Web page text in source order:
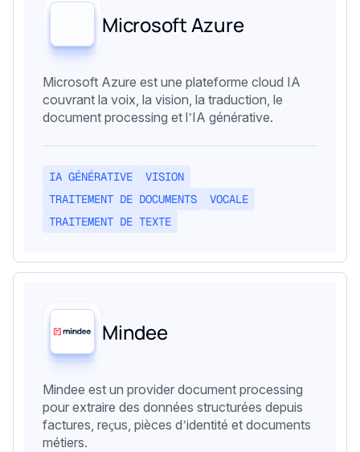
Microsoft Azure
Microsoft Azure est une plateforme cloud IA
couvrant la voix, la vision, la traduction, le
document processing et l’IA générative.
IA GÉNÉRATIVE
VISION
TRAITEMENT DE DOCUMENTS
VOCALE
TRAITEMENT DE TEXTE
Mindee
Mindee est un provider document processing
pour extraire des données structurées depuis
factures, reçus, pièces d’identité et documents
métiers.